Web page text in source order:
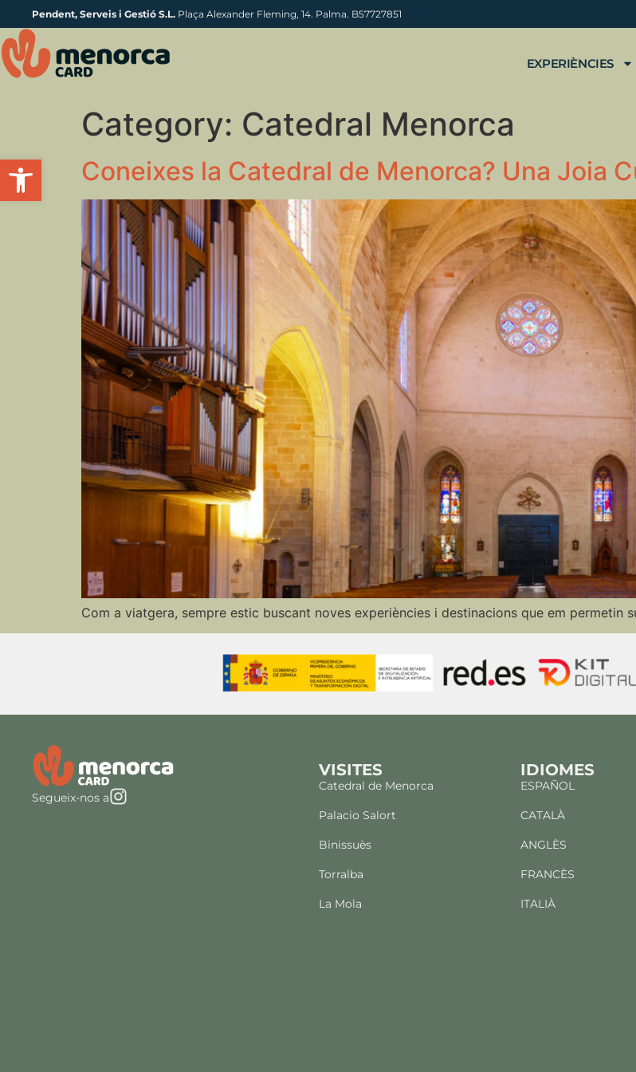
Obre la barra d'eines
Pendent, Serveis i Gestió S.L. Plaça Alexander Fleming, 14. Palma. B57727851
EXPERIÈNCIES
Category: Catedral Menorca
Coneixes la Catedral de Menorca? Una Joia
Com a viatgera, sempre estic buscant noves experiències i destinacions que em permetin
Segueix-nos a
VISITES
Catedral de Menorca
Palacio Salort
Binissuès
Torralba
La Mola
IDIOMES
ESPAÑOL
CATALÀ
ANGLÈS
FRANCÈS
ITALIÀ